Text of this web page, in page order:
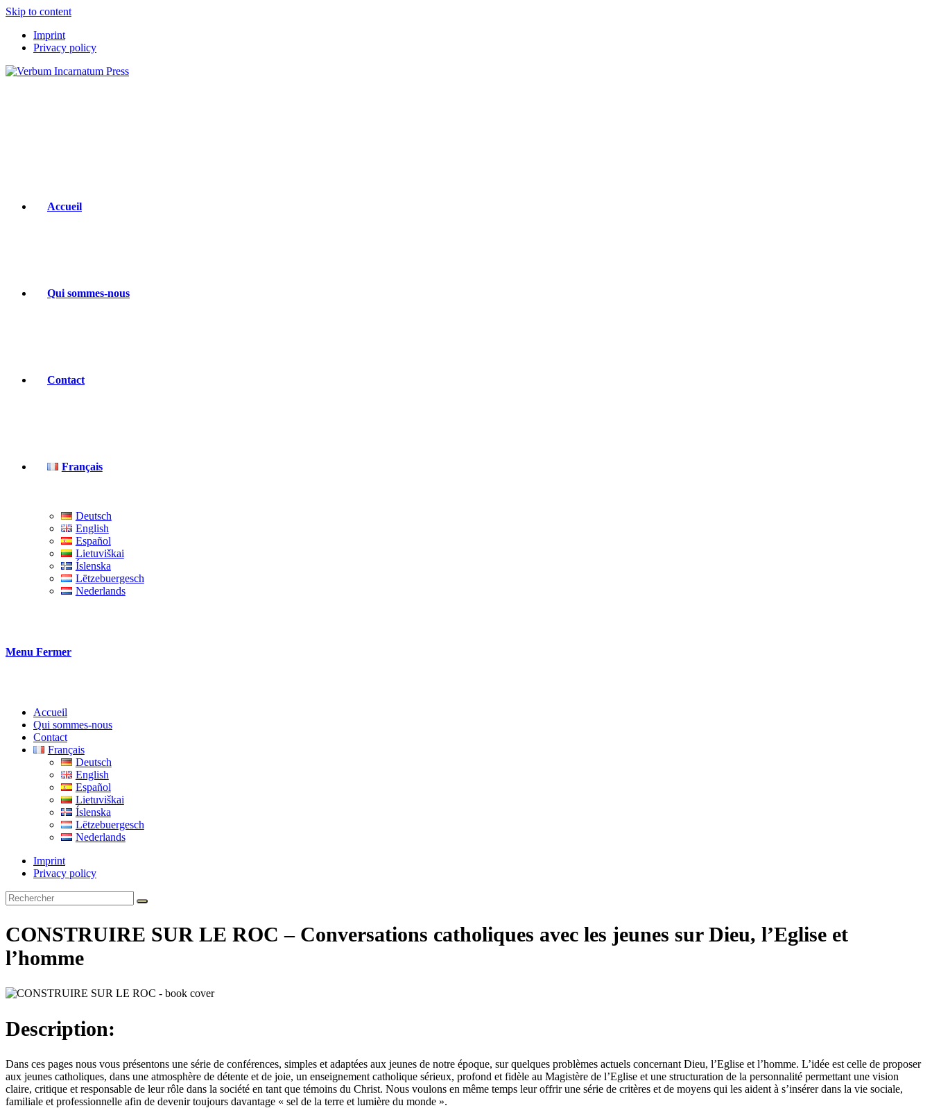
Skip to content
Imprint
Privacy policy
Accueil
Qui sommes-nous
Contact
Français
Deutsch
English
Español
Lietuviškai
Íslenska
Lëtzebuergesch
Nederlands
Menu Fermer
Accueil
Qui sommes-nous
Contact
Français
Deutsch
English
Español
Lietuviškai
Íslenska
Lëtzebuergesch
Nederlands
Imprint
Privacy policy
CONSTRUIRE SUR LE ROC – Conversations catholiques avec les jeunes sur Dieu, l’Eglise et
l’homme
Description:​
Dans ces pages nous vous présentons une série de conférences, simples et adaptées aux jeunes de notre époque, sur quelques problèmes actuels concernant Dieu, l’Eglise et l’homme. L’idée est celle de proposer
aux jeunes catholiques, dans une atmosphère de détente et de joie, un enseignement catholique sérieux, profond et fidèle au Magistère de l’Eglise et une structuration de la personnalité permettant une vision
claire, critique et responsable de leur rôle dans la société en tant que témoins du Christ. Nous voulons en même temps leur offrir une série de critères et de moyens qui les aident à s’insérer dans la vie sociale,
familiale et professionnelle afin de devenir toujours davantage « sel de la terre et lumière du monde ».